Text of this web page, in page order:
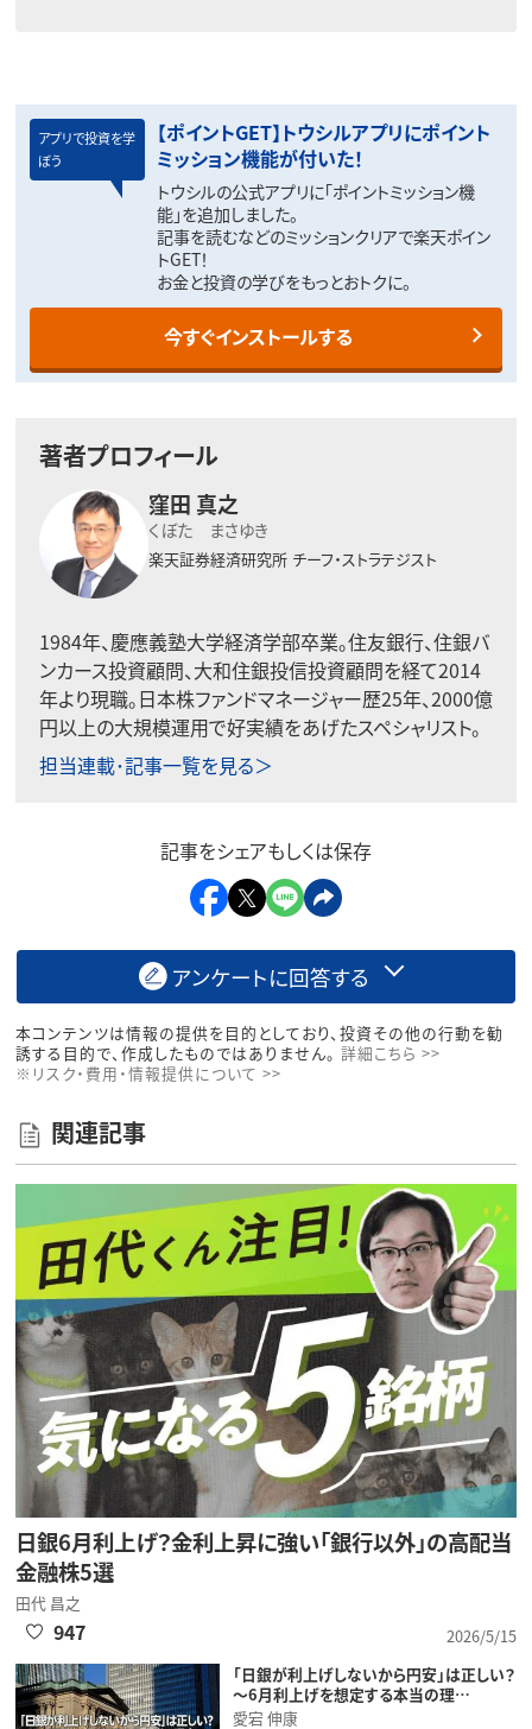
アプリで投資を学
ぼう
【ポイントGET】トウシルアプリにポイント
ミッション機能が付いた！
トウシルの公式アプリに「ポイントミッション機
能」を追加しました。
記事を読むなどのミッションクリアで楽天ポイン
トGET！
お金と投資の学びをもっとおトクに。
今すぐインストールする
著者プロフィール
窪田 真之
くぼた まさゆき
楽天証券経済研究所 チーフ・ストラテジスト
1984年、慶應義塾大学経済学部卒業。住友銀行、住銀バ
ンカース投資顧問、大和住銀投信投資顧問を経て2014
年より現職。日本株ファンドマネージャー歴25年、2000億
円以上の大規模運用で好実績をあげたスペシャリスト。
担当連載･記事一覧を見る＞
記事をシェアもしくは保存
アンケートに回答する
本コンテンツは情報の提供を目的としており、投資その他の行動を勧
誘する目的で、作成したものではありません。 詳細こちら >>
※リスク・費用・情報提供について >>
関連記事
日銀6月利上げ？金利上昇に強い「銀行以外」の高配当
金融株5選
田代 昌之
2026/5/15
947
「日銀が利上げしないから円安」は正しい？
～6月利上げを想定する本当の理…
愛宕 伸康